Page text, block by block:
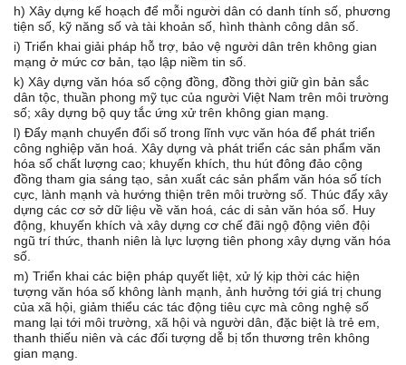
h) Xây dựng kế hoạch để mỗi người dân có danh tính số, phương
tiện số, kỹ năng số và tài khoản số, hình thành công dân số.
i) Triển khai giải pháp hỗ trợ, bảo vệ người dân trên không gian
mạng ở mức cơ bản, tạo lập niềm tin số.
k) Xây dựng văn hóa số cộng đồng, đồng thời giữ gìn bản sắc
dân tộc, thuần phong mỹ tục của người Việt Nam trên môi trường
số; xây dựng bộ quy tắc ứng xử trên không gian mạng.
l) Đẩy mạnh chuyển đổi số trong lĩnh vực văn hóa để phát triển
công nghiệp văn hoá. Xây dựng và phát triển các sản phẩm văn
hóa số chất lượng cao; khuyến khích, thu hút đông đảo cộng
đồng tham gia sáng tạo, sản xuất các sản phẩm văn hóa số tích
cực, lành mạnh và hướng thiện trên môi trường số. Thúc đẩy xây
dựng các cơ sở dữ liệu về văn hoá, các di sản văn hóa số. Huy
động, khuyến khích và xây dựng cơ chế đãi ngộ động viên đội
ngũ trí thức, thanh niên là lực lượng tiên phong xây dựng văn hóa
số.
m) Triển khai các biện pháp quyết liệt, xử lý kịp thời các hiện
tượng văn hóa số không lành mạnh, ảnh hưởng tới giá trị chung
của xã hội, giảm thiểu các tác động tiêu cực mà công nghệ số
mang lại tới môi trường, xã hội và người dân, đặc biệt là trẻ em,
thanh thiếu niên và các đối tượng dễ bị tổn thương trên không
gian mạng.